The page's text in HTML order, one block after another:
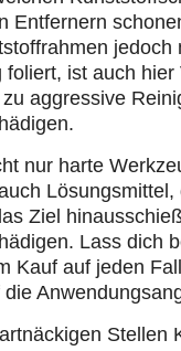
Entfernern
jedoch
foliert, ist auch hier
aggressive
nur harte
Lösungsmittel,
Ziel
Lass dich
Kauf auf jeden
Stellen